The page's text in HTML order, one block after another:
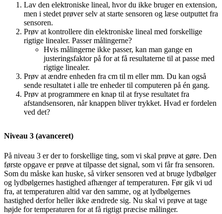
Lav den elektroniske lineal, hvor du ikke bruger en extension,
men i stedet prøver selv at starte sensoren og læse outputtet fra
sensoren.
Prøv at kontrollere din elektroniske lineal med forskellige
rigtige linealer. Passer målingerne?
Hvis målingerne ikke passer, kan man gange en
justeringsfaktor på for at få resultaterne til at passe med
rigtige linealer.
Prøv at ændre enheden fra cm til m eller mm. Du kan også
sende resultatet i alle tre enheder til computeren på én gang.
Prøv at programmere en knap til at fryse resultatet fra
afstandsensoren, når knappen bliver trykket. Hvad er fordelen
ved det?
Niveau 3 (avanceret)
På niveau 3 er der to forskellige ting, som vi skal prøve at gøre. Den
første opgave er prøve at tilpasse det signal, som vi får fra sensoren.
Som du måske kan huske, så virker sensoren ved at bruge lydbølger
og lydbølgernes hastighed afhænger af temperaturen. Før gik vi ud
fra, at temperaturen altid var den samme, og at lydbølgernes
hastighed derfor heller ikke ændrede sig. Nu skal vi prøve at tage
højde for temperaturen for at få rigtigt præcise målinger.